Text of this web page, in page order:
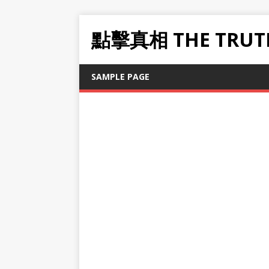
點擊真相 THE
SAMPLE PAGE